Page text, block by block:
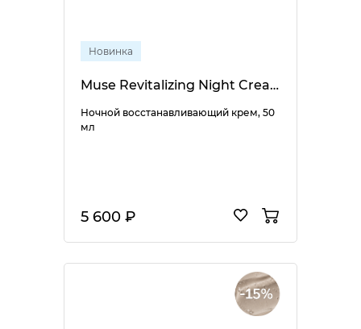
Новинка
Muse Revitalizing Night Cream
Ночной восстанавливающий крем, 50
мл
5 600 ₽